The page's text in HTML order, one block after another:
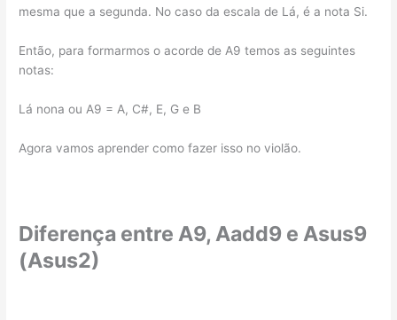
mesma que a segunda. No caso da escala de Lá, é a nota Si.
Então, para formarmos o acorde de A9 temos as seguintes
notas:
Lá nona ou A9 = A, C#, E, G e B
Agora vamos aprender como fazer isso no violão.
Diferença entre A9, Aadd9 e Asus9
(Asus2)